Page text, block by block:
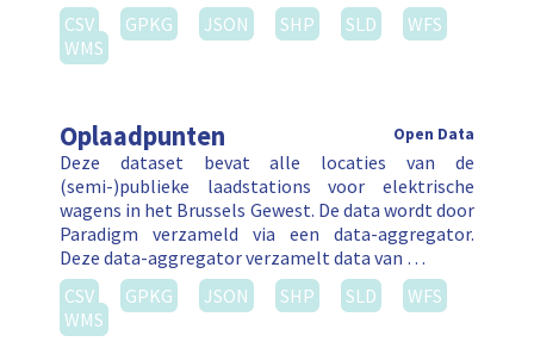
CSV
GPKG JSON SHP SLD
WFS
WMS
Oplaadpunten Open Data
Deze dataset bevat alle locaties van de
(semi-)publieke laadstations voor elektrische
wagens in het Brussels Gewest. De data wordt door
Paradigm verzameld via een data-aggregator.
Deze data-aggregator verzamelt data van …
CSV
GPKG JSON SHP SLD
WFS
WMS